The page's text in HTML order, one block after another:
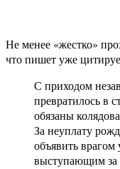
Не менее «жестко»
что пишет уже
С приходом
превратилось в
обязаны
За неуплату
объявить врагом
выступающим за